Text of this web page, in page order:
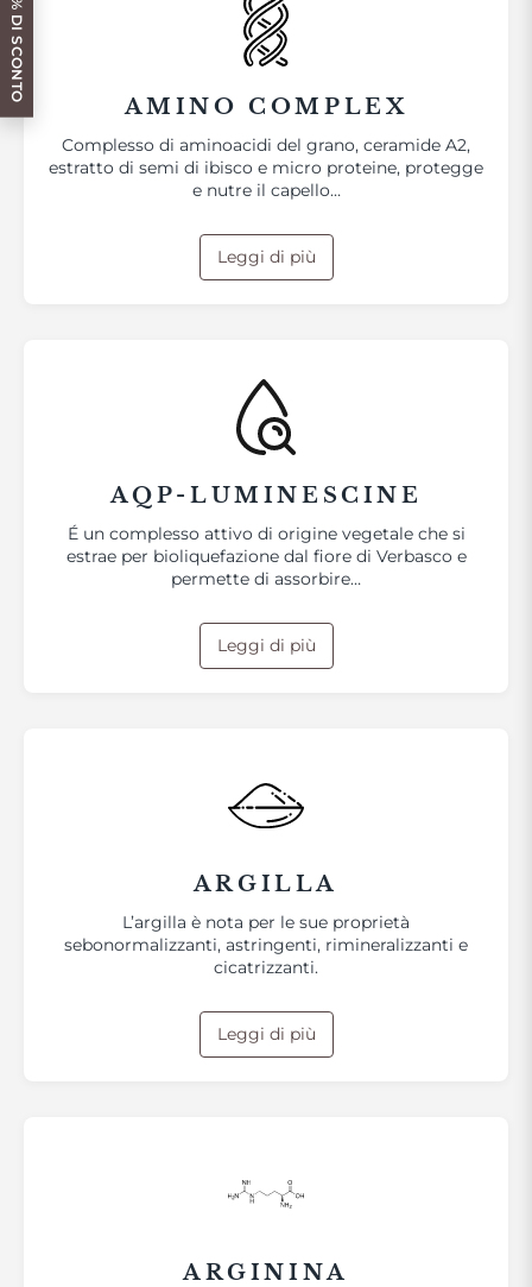
AMINO COMPLEX
Complesso di aminoacidi del grano, ceramide A2,
estratto di semi di ibisco e micro proteine, protegge
e nutre il capello…
Leggi di più
AQP-LUMINESCINE
É un complesso attivo di origine vegetale che si
estrae per bioliquefazione dal fiore di Verbasco e
permette di assorbire…
Leggi di più
ARGILLA
L’argilla è nota per le sue proprietà
sebonormalizzanti, astringenti, rimineralizzanti e
cicatrizzanti.
Leggi di più
ARGININA